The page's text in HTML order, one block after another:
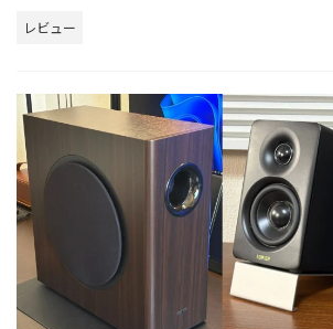
レビュー